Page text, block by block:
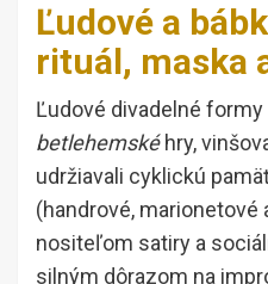
Ľudové a
rituál, maska
Ľudové divadelné
betlehemskéhry,
udržiavali cyklickú
(handrové,
nositeľom satiry a
silným dôrazom na